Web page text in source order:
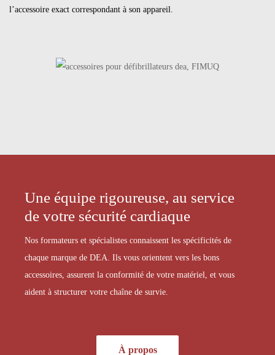
l’accessoire exact correspondant à son appareil.
Une équipe rigoureuse, au service
de votre sécurité cardiaque
Nos formateurs et spécialistes connaissent les spécificités de
chaque marque de DEA. Ils vous orientent vers les bons
accessoires, assurent la conformité de votre matériel, et vous
aident à structurer votre chaîne de survie.
À propos